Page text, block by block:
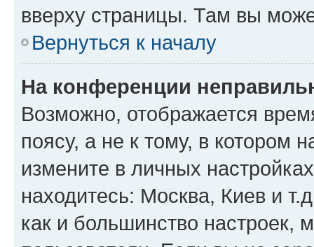
вверху страницы. Там вы
Вернуться к началу
На конференции
Возможно, отображается
поясу, а не к тому, в котором
измените в личных
находитесь: Москва, Киев и
как и большинство настроек,